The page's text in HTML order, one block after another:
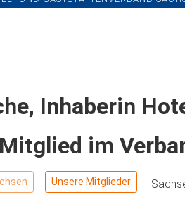
Inhaberin
im
Unsere Mitglieder